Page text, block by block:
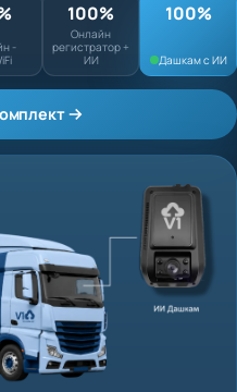
66%
Онлайн - 4g/WiFi
100%